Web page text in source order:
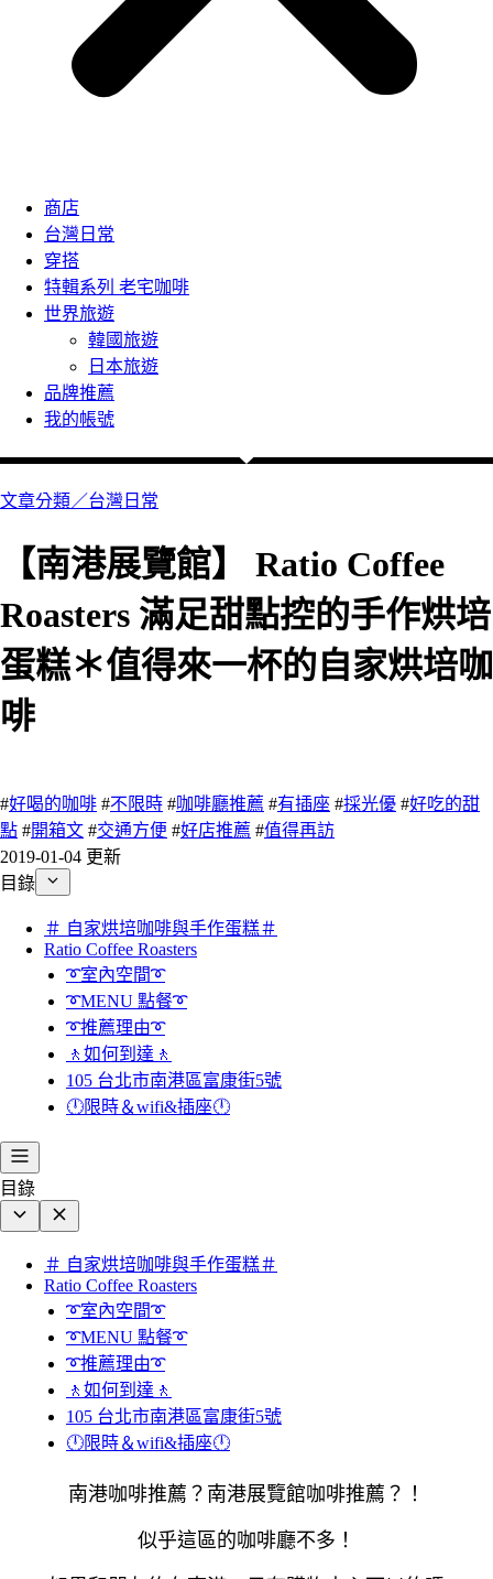
商店
台灣日常
穿搭
特輯系列 老宅咖啡
世界旅遊
韓國旅遊
日本旅遊
品牌推薦
我的帳號
文章分類／台灣日常
【南港展覽館】 Ratio Coffee
Roasters 滿足甜點控的手作烘培
蛋糕＊值得來一杯的自家烘培咖
啡
#好喝的咖啡 #不限時 #咖啡廳推薦 #有插座 #採光優 #好吃的甜
點 #開箱文 #交通方便 #好店推薦 #值得再訪
2019-01-04 更新
目錄
＃ 自家烘培咖啡與手作蛋糕＃
Ratio Coffee Roasters
➰室內空間➰
➰MENU 點餐➰
➰推薦理由➰
🚶如何到達🚶
105 台北市南港區富康街5號
🕛限時＆wifi&插座🕛
目錄
＃ 自家烘培咖啡與手作蛋糕＃
Ratio Coffee Roasters
➰室內空間➰
➰MENU 點餐➰
➰推薦理由➰
🚶如何到達🚶
105 台北市南港區富康街5號
🕛限時＆wifi&插座🕛
南港咖啡推薦？南港展覽館咖啡推薦？！
似乎這區的咖啡廳不多！